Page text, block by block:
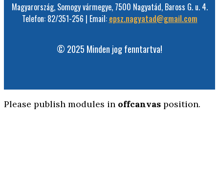
Magyarország, Somogy vármegye, 7500 Nagyatád, Baross G. u. 4.
Telefon: 82/351-256 | Email: epsz.nagyatad@gmail.com
© 2025 Minden jog fenntartva!
Please publish modules in offcanvas position.